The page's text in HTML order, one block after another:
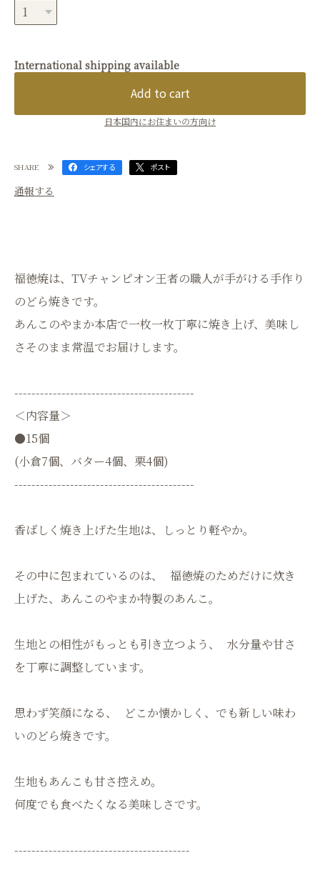
International shipping available
Add to cart
日本国内にお住まいの方向け
SHARE シェアする ポスト
通報する
福徳焼は、TVチャンピオン王者の職人が手がける手作り
のどら焼きです。
あんこのやまか本店で一枚一枚丁寧に焼き上げ、美味し
さそのまま常温でお届けします。
------------------------------------------
＜内容量＞
●15個
(小倉7個、バター4個、栗4個)
------------------------------------------
香ばしく焼き上げた生地は、しっとり軽やか。
その中に包まれているのは、 福徳焼のためだけに炊き
上げた、あんこのやまか特製のあんこ。
生地との相性がもっとも引き立つよう、 水分量や甘さ
を丁寧に調整しています。
思わず笑顔になる、 どこか懐かしく、でも新しい味わ
いのどら焼きです。
生地もあんこも甘さ控えめ。
何度でも食べたくなる美味しさです。
-----------------------------------------